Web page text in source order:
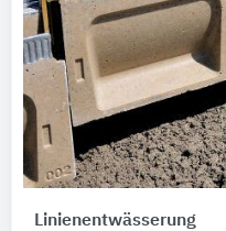
Linienentwässerung